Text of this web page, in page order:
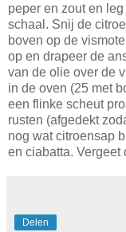
peper en zout en
schaal. Snij de
boven op de
op en drapeer de
van de olie over de
in de oven (25 met
een flinke scheut
rusten (afgedekt
nog wat citroensap
en ciabatta. Vergeet
Delen